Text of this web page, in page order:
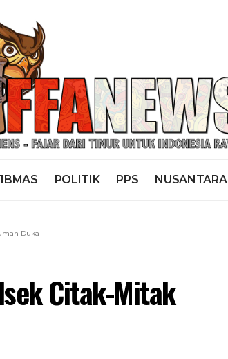
POLITIK PPS NUSANTARA
Duka
Citak-Mitak